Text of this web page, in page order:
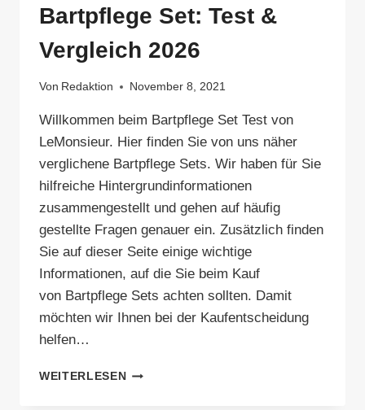
Bartpflege Set: Test &
Vergleich 2026
Von Redaktion November 8, 2021
Willkommen beim Bartpflege Set Test von
LeMonsieur. Hier finden Sie von uns näher
verglichene Bartpflege Sets. Wir haben für Sie
hilfreiche Hintergrundinformationen
zusammengestellt und gehen auf häufig
gestellte Fragen genauer ein. Zusätzlich finden
Sie auf dieser Seite einige wichtige
Informationen, auf die Sie beim Kauf
von Bartpflege Sets achten sollten. Damit
möchten wir Ihnen bei der Kaufentscheidung
helfen…
WEITERLESENBARTPFLEGE